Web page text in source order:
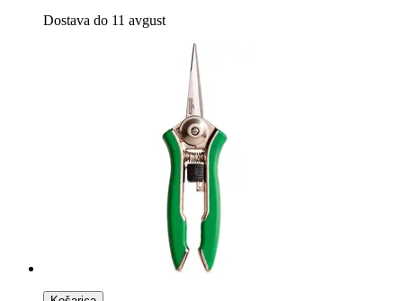
Dostava do 11 avgust